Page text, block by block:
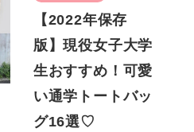
【2022年保存
版】現役女子大学
生おすすめ！可愛
い通学トートバッ
グ16選♡